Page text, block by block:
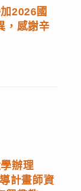
2026國
，感謝辛
辦理
計畫師資